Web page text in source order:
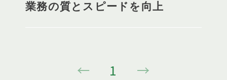
業務の質とスピードを向上
← 1 →